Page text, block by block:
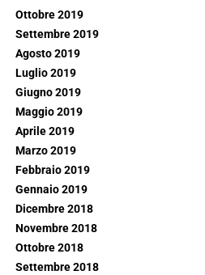
Ottobre 2019
Settembre 2019
Agosto 2019
Luglio 2019
Giugno 2019
Maggio 2019
Aprile 2019
Marzo 2019
Febbraio 2019
Gennaio 2019
Dicembre 2018
Novembre 2018
Ottobre 2018
Settembre 2018